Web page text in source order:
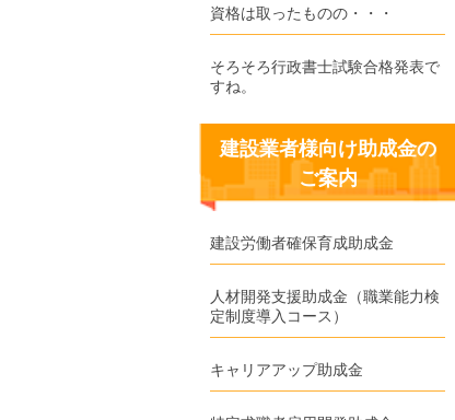
資格は取ったものの・・・
そろそろ行政書士試験合格発表で
すね。
建設業者様向け助成金の
ご案内
建設労働者確保育成助成金
人材開発支援助成金（職業能力検
定制度導入コース）
キャリアアップ助成金